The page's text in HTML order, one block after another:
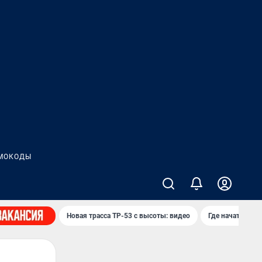
Новая трасса ТР-53 с высоты: видео Где начать